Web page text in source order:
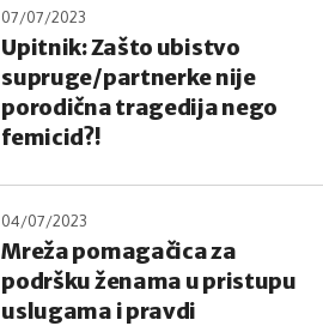
07/07/2023
Upitnik: Zašto ubistvo
supruge/partnerke nije
porodična tragedija nego
femicid?!
04/07/2023
Mreža pomagačica za
podršku ženama u pristupu
uslugama i pravdi